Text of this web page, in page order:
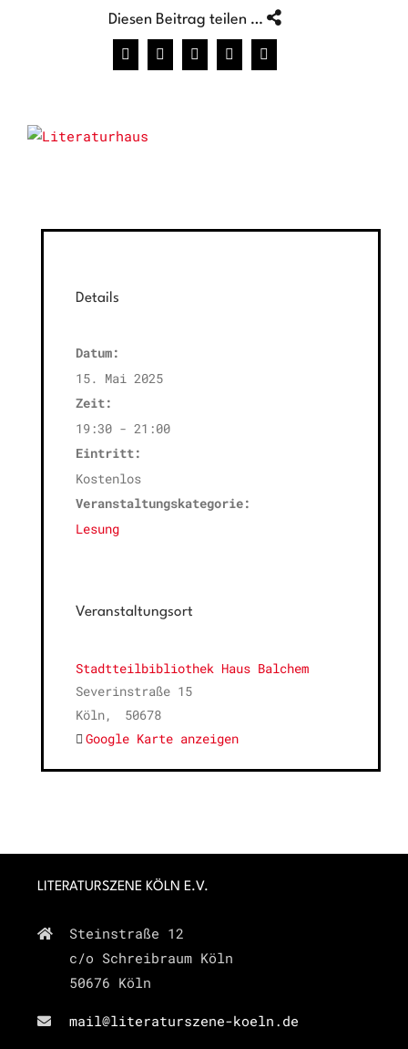
Diesen Beitrag teilen …
Facebook
X WhatsAppPinterest
E-
Mail
Details
Datum:
15. Mai 2025
Zeit:
19:30 - 21:00
Eintritt:
Kostenlos
Veranstaltungskategorie:
Lesung
Veranstaltungsort
Stadtteilbibliothek Haus Balchem
Severinstraße 15
Köln,
50678
Google Karte anzeigen
LITERATURSZENE KÖLN E.V.
Steinstraße 12
c/o Schreibraum Köln
50676 Köln
mail@literaturszene-koeln.de